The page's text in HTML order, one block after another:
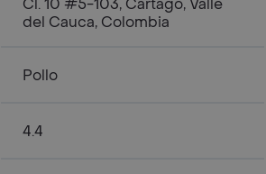
Cl. 10 #5-103, Cartago, Valle
del Cauca, Colombia
Pollo
4.4